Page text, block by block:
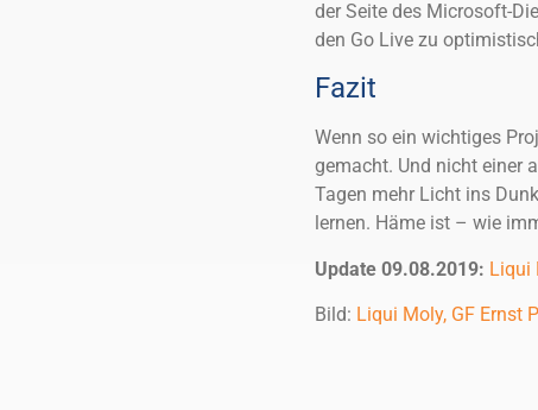
der Seite des Microsoft-
den Go Live zu
Fazit
Wenn so ein wichtiges
gemacht. Und nicht einer
Tagen mehr Licht ins
lernen. Häme ist – wie
Update 09.08.2019: Liqui
Bild: Liqui Moly, GF Ernst